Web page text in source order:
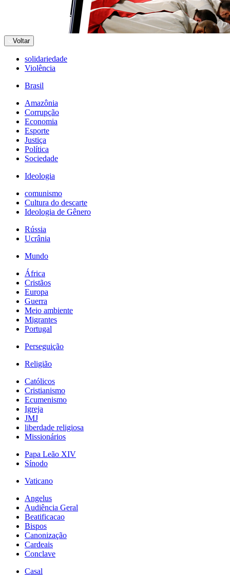
Voltar
solidariedade
Violência
Brasil
Amazônia
Corrupção
Economia
Esporte
Justiça
Política
Sociedade
Ideologia
comunismo
Cultura do descarte
Ideologia de Gênero
Rússia
Ucrânia
Mundo
África
Cristãos
Europa
Guerra
Meio ambiente
Migrantes
Portugal
Perseguição
Religião
Católicos
Cristianismo
Ecumenismo
Igreja
JMJ
liberdade religiosa
Missionários
Papa Leão XIV
Sínodo
Vaticano
Angelus
Audiência Geral
Beatificacao
Bispos
Canonização
Cardeais
Conclave
Casal